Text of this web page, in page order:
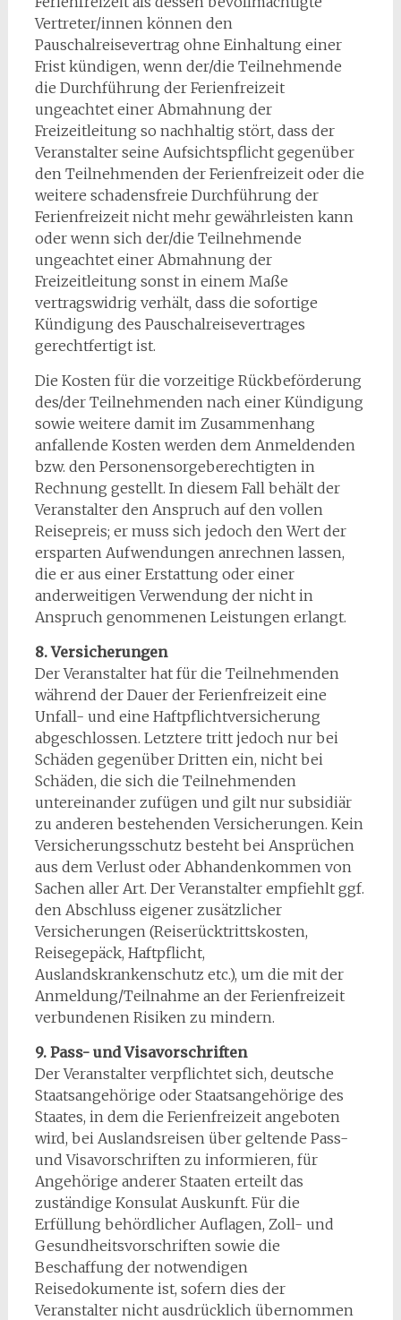
Vertreter/innen können den
Pauschalreisevertrag ohne Einhaltung einer
Frist kündigen, wenn der/die Teilnehmende
die Durchführung der Ferienfreizeit
ungeachtet einer Abmahnung der
Freizeitleitung so nachhaltig stört, dass der
Veranstalter seine Aufsichtspflicht gegenüber
den Teilnehmenden der Ferienfreizeit oder die
weitere schadensfreie Durchführung der
Ferienfreizeit nicht mehr gewährleisten kann
oder wenn sich der/die Teilnehmende
ungeachtet einer Abmahnung der
Freizeitleitung sonst in einem Maße
vertragswidrig verhält, dass die sofortige
Kündigung des Pauschalreisevertrages
gerechtfertigt ist.
Die Kosten für die vorzeitige Rückbeförderung
des/der Teilnehmenden nach einer Kündigung
sowie weitere damit im Zusammenhang
anfallende Kosten werden dem Anmeldenden
bzw. den Personensorgeberechtigten in
Rechnung gestellt. In diesem Fall behält der
Veranstalter den Anspruch auf den vollen
Reisepreis; er muss sich jedoch den Wert der
ersparten Aufwendungen anrechnen lassen,
die er aus einer Erstattung oder einer
anderweitigen Verwendung der nicht in
Anspruch genommenen Leistungen erlangt.
8. Versicherungen
Der Veranstalter hat für die Teilnehmenden
während der Dauer der Ferienfreizeit eine
Unfall- und eine Haftpflichtversicherung
abgeschlossen. Letztere tritt jedoch nur bei
Schäden gegenüber Dritten ein, nicht bei
Schäden, die sich die Teilnehmenden
untereinander zufügen und gilt nur subsidiär
zu anderen bestehenden Versicherungen. Kein
Versicherungsschutz besteht bei Ansprüchen
aus dem Verlust oder Abhandenkommen von
Sachen aller Art. Der Veranstalter empfiehlt ggf.
den Abschluss eigener zusätzlicher
Versicherungen (Reiserücktrittskosten,
Reisegepäck, Haftpflicht,
Auslandskrankenschutz etc.), um die mit der
Anmeldung/Teilnahme an der Ferienfreizeit
verbundenen Risiken zu mindern.
9. Pass- und Visavorschriften
Der Veranstalter verpflichtet sich, deutsche
Staatsangehörige oder Staatsangehörige des
Staates, in dem die Ferienfreizeit angeboten
wird, bei Auslandsreisen über geltende Pass-
und Visavorschriften zu informieren, für
Angehörige anderer Staaten erteilt das
zuständige Konsulat Auskunft. Für die
Erfüllung behördlicher Auflagen, Zoll- und
Gesundheitsvorschriften sowie die
Beschaffung der notwendigen
Reisedokumente ist, sofern dies der
Veranstalter nicht ausdrücklich übernommen